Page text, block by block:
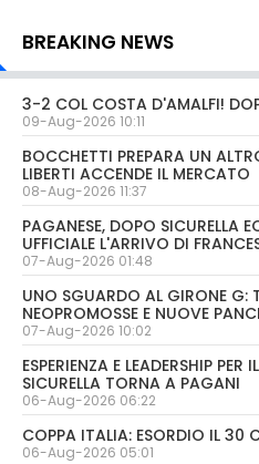
BREAKING NEWS
3-2 COL COSTA D'AMALFI!
09-Aug-2026 10:11
BOCCHETTI PREPARA UN
LIBERTI ACCENDE IL MERCATO
08-Aug-2026 11:37
PAGANESE, DOPO SICURELLA
UFFICIALE L'ARRIVO DI
07-Aug-2026 01:48
UNO SGUARDO AL GIRONE G:
NEOPROMOSSE E NUOVE
07-Aug-2026 10:02
ESPERIENZA E LEADERSHIP
SICURELLA TORNA A PAGANI
06-Aug-2026 06:22
COPPA ITALIA: ESORDIO IL 30
06-Aug-2026 05:01